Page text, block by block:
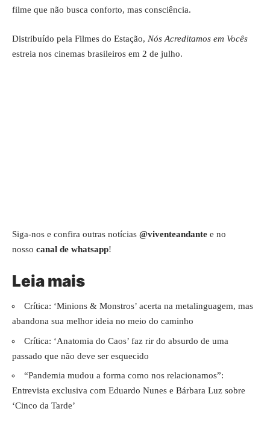
filme que não busca conforto, mas consciência.
Distribuído pela Filmes do Estação, Nós Acreditamos em Vocês
estreia nos cinemas brasileiros em 2 de julho.
Siga-nos e confira outras notícias @viventeandante e no
nosso canal de whatsapp!
Leia mais
Crítica: ‘Minions & Monstros’ acerta na metalinguagem, mas
abandona sua melhor ideia no meio do caminho
Crítica: ‘Anatomia do Caos’ faz rir do absurdo de uma
passado que não deve ser esquecido
“Pandemia mudou a forma como nos relacionamos”:
Entrevista exclusiva com Eduardo Nunes e Bárbara Luz sobre
‘Cinco da Tarde’